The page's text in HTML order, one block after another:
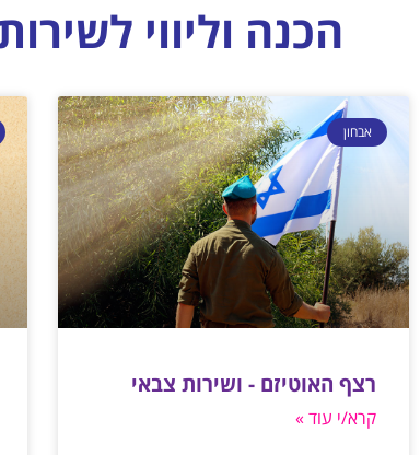
הכנה וליווי
אבחון
רצף האוטיזם - ושירות צבאי
קרא/י עוד »